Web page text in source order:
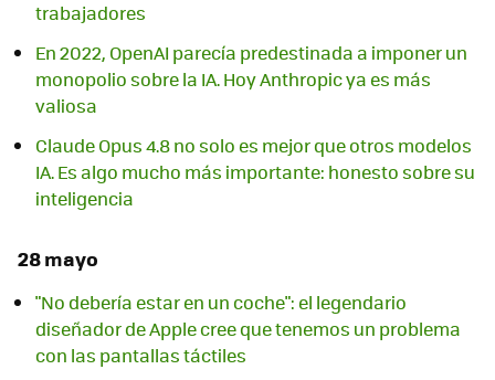
trabajadores
En 2022, OpenAI parecía predestinada a imponer un
monopolio sobre la IA. Hoy Anthropic ya es más
valiosa
Claude Opus 4.8 no solo es mejor que otros modelos
IA. Es algo mucho más importante: honesto sobre su
inteligencia
28 mayo
"No debería estar en un coche": el legendario
diseñador de Apple cree que tenemos un problema
con las pantallas táctiles